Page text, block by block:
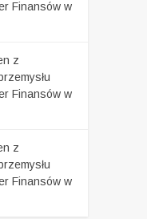
Finansów w
z
Finansów w
z
Finansów w